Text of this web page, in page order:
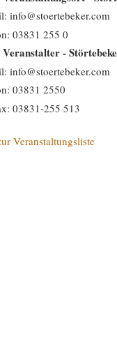
info@stoertebeker.com
03831 255 0
-
info@stoertebeker.com
03831 2550
03831-255 513
Veranstaltungsliste